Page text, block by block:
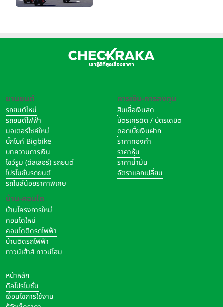
ยานยนต์
รถยนต์ใหม่
รถยนต์ไฟฟ้า
มอเตอร์ไซค์ใหม่
บิ๊กไบค์ Bigbike
บทความการเงิน
โชว์รูม (ดีลเลอร์) รถยนต์
โปรโมชั่นรถยนต์
รถไมล์น้อยราคาพิเศษ
บ้าน-คอนโด
บ้านโครงการใหม่
คอนโดใหม่
คอนโดติดรถไฟฟ้า
บ้านติดรถไฟฟ้า
ทาวน์เฮ้าส์ ทาวน์โฮม
การเงิน-การลงทุน
สินเชื่อเงินสด
บัตรเครดิต / บัตรเดบิต
ดอกเบี้ยเงินฝาก
ราคาทองคำ
ราคาหุ้น
ราคาน้ำมัน
อัตราแลกเปลี่ยน
หน้าหลัก
ดีลโปรโมชั่น
เงื่อนไขการใช้งาน